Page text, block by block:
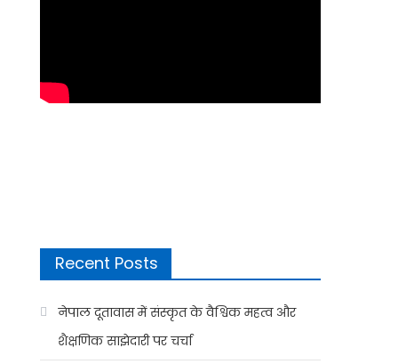
Recent Posts
नेपाल दूतावास में संस्कृत के वैश्विक महत्व और
शैक्षणिक साझेदारी पर चर्चा